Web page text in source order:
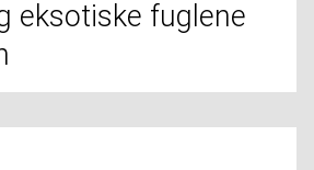
eksotiske fuglene